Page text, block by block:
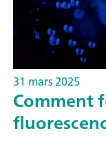
31 mars 2025
Comment